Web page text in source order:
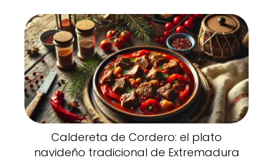
Caldereta de Cordero: el plato
navideño tradicional de Extremadura